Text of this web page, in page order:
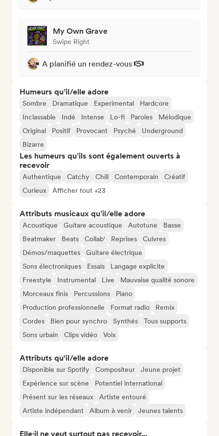
My Own Grave
Swipe Right
A planifié un rendez-vous
Humeurs qu’il/elle adore
Sombre Dramatique Experimental
Hardcore
Inclassable
Indé Intense Lo-fi Paroles
Mélodique
Original
Positif Provocant Psyché
Underground
Bizarre
Les humeurs qu’ils sont également ouverts à
recevoir
Authentique Catchy Chill Contemporain
Créatif
Curieux
Afficher tout +23
Attributs musicaux qu’il/elle adore
Acoustique Guitare acoustique Autotune
Basse
Beatmaker
Beats Collab' Reprises
Cuivres
Démos/maquettes
Guitare électrique
Sons électroniques
Essais
Langage explicite
Freestyle
Instrumental Live
Mauvaise qualité sonore
Morceaux finis
Percussions
Piano
Production professionnelle
Format radio
Remix
Cordes
Bien pour synchro Synthés
Tous supports
Sons urbain
Clips vidéo Voix
Attributs qu'il/elle adore
Disponible sur Spotify Compositeur
Jeune projet
Expérience sur scène
Potentiel international
Présent sur les réseaux
Artiste entouré
Artiste indépendant
Album à venir Jeunes talents
Elle·il ne veut surtout pas recevoir...